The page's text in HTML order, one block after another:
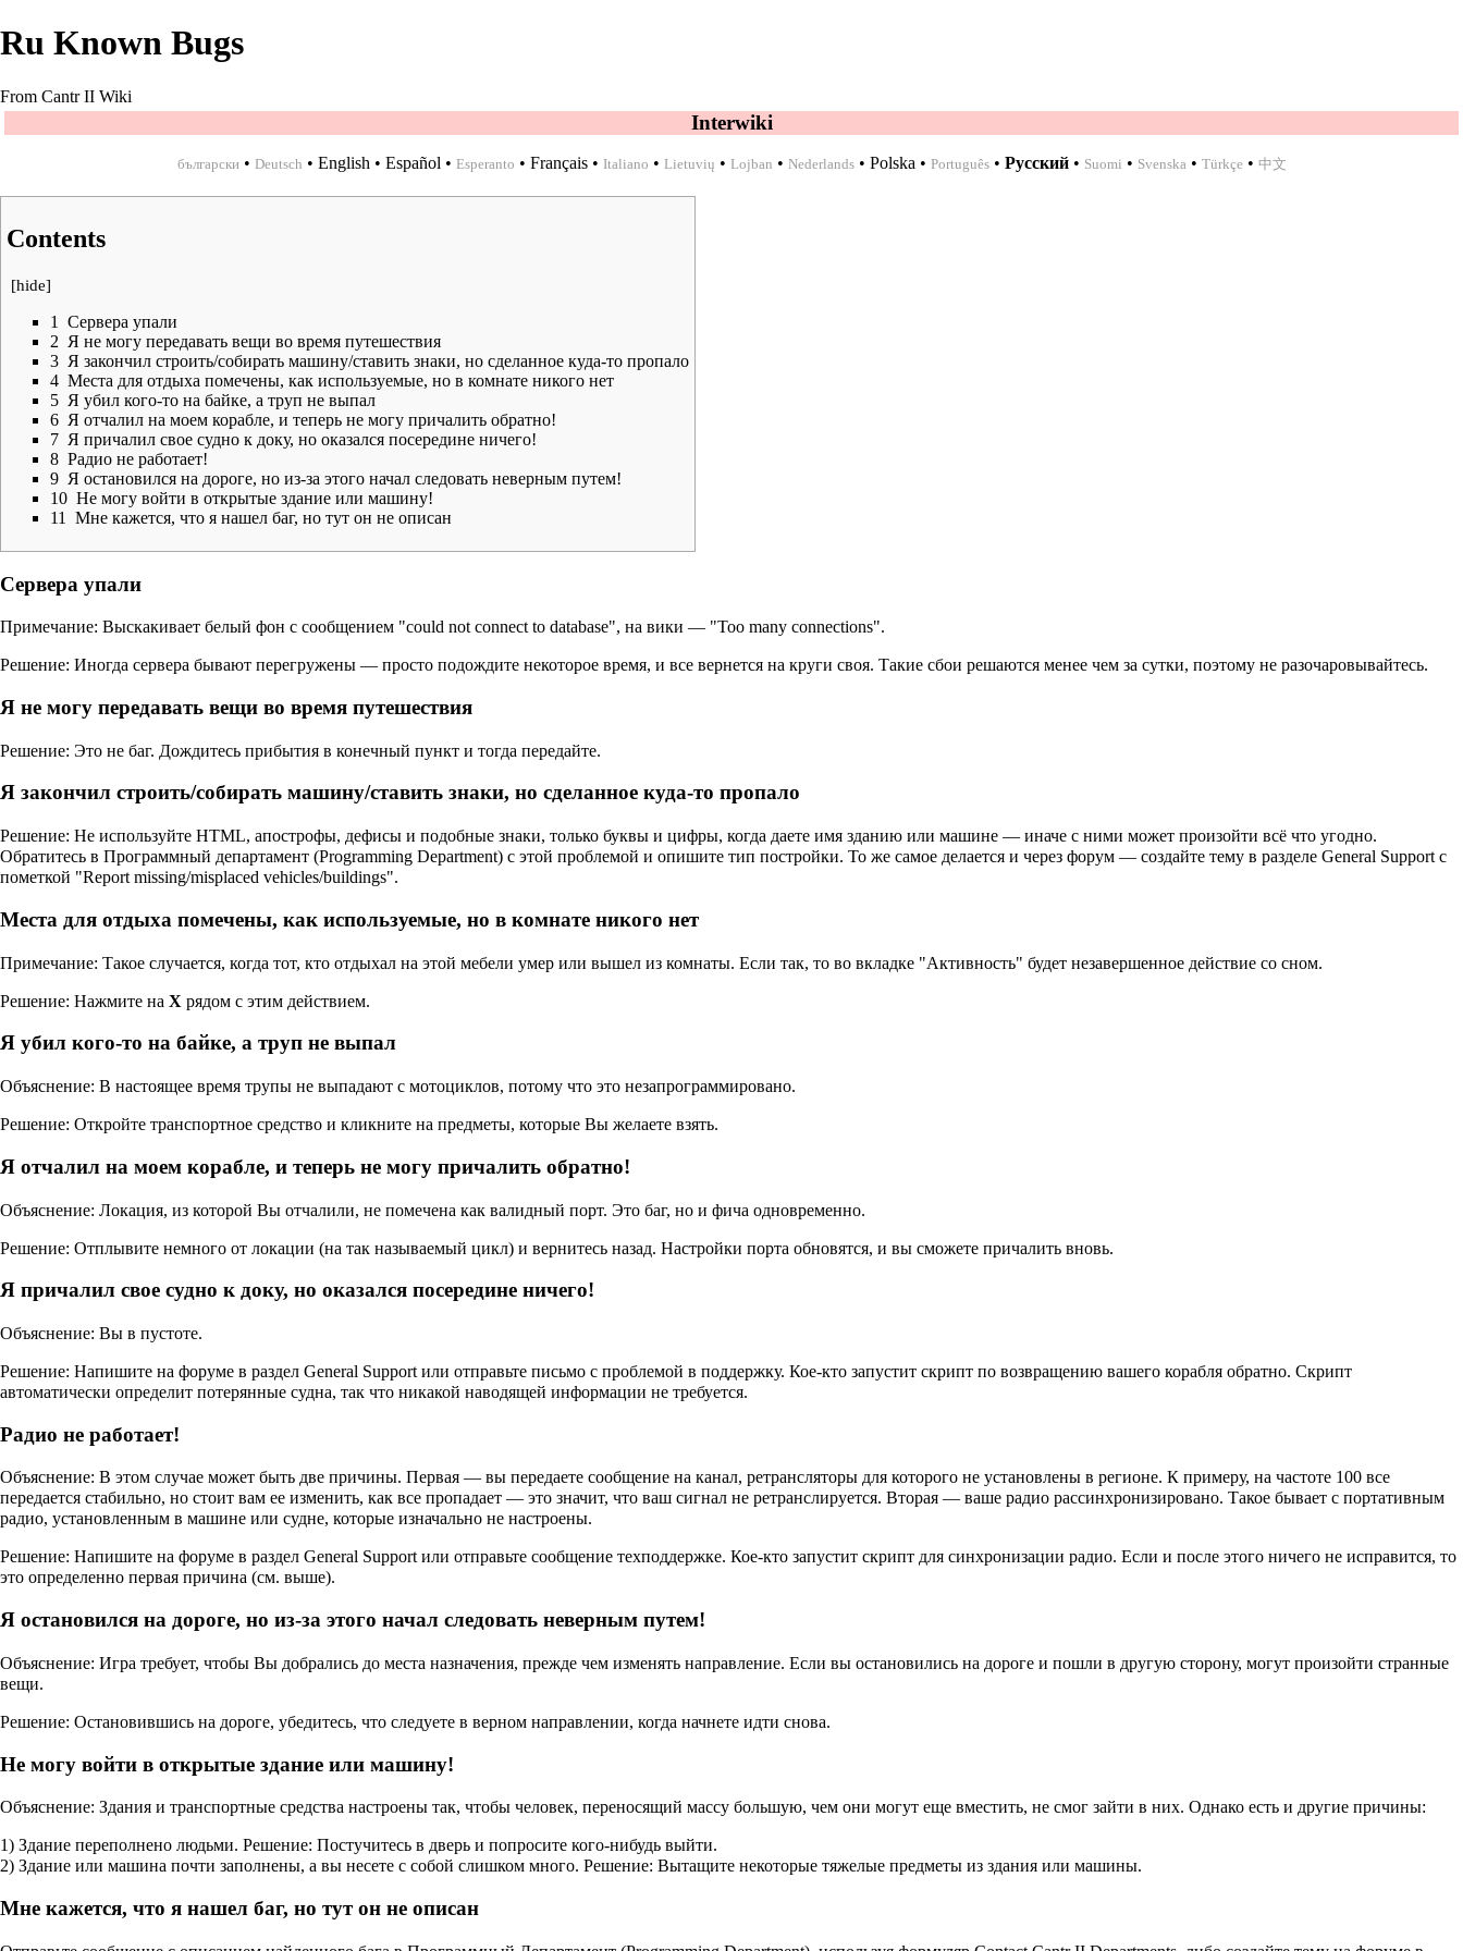
Ru Known Bugs
From Cantr II Wiki
Interwiki
български• Deutsch • English • Español • Esperanto • Français• Italiano • Lietuvių • Lojban • Nederlands• Polska • Português• Русский• Suomi • Svenska • Türkçe • 中文
Contents
[hide]
1
Сервера упали
2 Я не могу передавать вещи во время путешествия
3 Я закончил строить/собирать машину/ставить знаки, но сделанное куда-то пропало
4 Места для отдыха помечены, как используемые, но в комнате никого нет
5 Я убил кого-то на байке, а труп не выпал
6 Я отчалил на моем корабле, и теперь не могу причалить обратно!
7 Я причалил свое судно к доку, но оказался посередине ничего!
8 Радио не работает!
9 Я остановился на дороге, но из-за этого начал следовать неверным путем!
10 Не могу войти в открытые здание или машину!
11
Мне кажется, что я нашел баг, но тут он не описан
Сервера упали
Примечание: Выскакивает белый фон с сообщением "could not connect to database", на вики — "Too many connections".
Решение: Иногда сервера бывают перегружены — просто подождите некоторое время, и все вернется на круги своя. Такие сбои решаются менее чем за сутки, поэтому не разочаровывайтесь.
Я не могу передавать вещи во время путешествия
Решение: Это не баг. Дождитесь прибытия в конечный пункт и тогда передайте.
Я закончил строить/собирать машину/ставить знаки, но сделанное куда-то пропало
Решение: Не используйте HTML, апострофы, дефисы и подобные знаки, только буквы и цифры, когда даете имя зданию или машине — иначе с ними может произойти всё что угодно.
Обратитесь в Программный департамент (Programming Department) с этой проблемой и опишите тип постройки. То же самое делается и через форум — создайте тему в разделе General Support с
пометкой "Report missing/misplaced vehicles/buildings".
Места для отдыха помечены, как используемые, но в комнате никого нет
Примечание: Такое случается, когда тот, кто отдыхал на этой мебели умер или вышел из комнаты. Если так, то во вкладке "Активность" будет незавершенное действие со сном.
Решение: Нажмите на Х рядом с этим действием.
Я убил кого-то на байке, а труп не выпал
Объяснение: В настоящее время трупы не выпадают с мотоциклов, потому что это незапрограммировано.
Решение: Откройте транспортное средство и кликните на предметы, которые Вы желаете взять.
Я отчалил на моем корабле, и теперь не могу причалить обратно!
Объяснение: Локация, из которой Вы отчалили, не помечена как валидный порт. Это баг, но и фича одновременно.
Решение: Отплывите немного от локации (на так называемый цикл) и вернитесь назад. Настройки порта обновятся, и вы сможете причалить вновь.
Я причалил свое судно к доку, но оказался посередине ничего!
Объяснение: Вы в пустоте.
Решение: Напишите на форуме в раздел General Support или отправьте письмо с проблемой в поддержку. Кое-кто запустит скрипт по возвращению вашего корабля обратно. Скрипт
автоматически определит потерянные судна, так что никакой наводящей информации не требуется.
Радио не работает!
Объяснение: В этом случае может быть две причины. Первая — вы передаете сообщение на канал, ретрансляторы для которого не установлены в регионе. К примеру, на частоте 100 все
передается стабильно, но стоит вам ее изменить, как все пропадает — это значит, что ваш сигнал не ретранслируется. Вторая — ваше радио рассинхронизировано. Такое бывает с портативным
радио, установленным в машине или судне, которые изначально не настроены.
Решение: Напишите на форуме в раздел General Support или отправьте сообщение техподдержке. Кое-кто запустит скрипт для синхронизации радио. Если и после этого ничего не исправится, то
это определенно первая причина (см. выше).
Я остановился на дороге, но из-за этого начал следовать неверным путем!
Объяснение: Игра требует, чтобы Вы добрались до места назначения, прежде чем изменять направление. Если вы остановились на дороге и пошли в другую сторону, могут произойти странные
вещи.
Решение: Остановившись на дороге, убедитесь, что следуете в верном направлении, когда начнете идти снова.
Не могу войти в открытые здание или машину!
Объяснение: Здания и транспортные средства настроены так, чтобы человек, переносящий массу большую, чем они могут еще вместить, не смог зайти в них. Однако есть и другие причины:
1) Здание переполнено людьми. Решение: Постучитесь в дверь и попросите кого-нибудь выйти.
2) Здание или машина почти заполнены, а вы несете с собой слишком много. Решение: Вытащите некоторые тяжелые предметы из здания или машины.
Мне кажется, что я нашел баг, но тут он не описан